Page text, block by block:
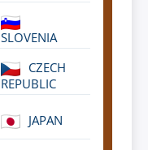
SLOVENIA
CZECH
REPUBLIC
JAPAN